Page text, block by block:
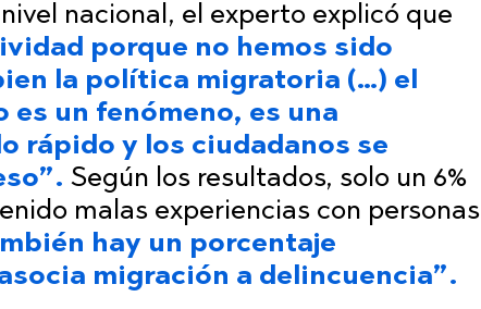
nacional, el experto explicó que
porque no hemos sido
la política migratoria (…) el
un fenómeno, es una
rápido y los ciudadanos se
Según los resultados, solo un 6%
malas experiencias con personas
hay un porcentaje
migración a delincuencia”.